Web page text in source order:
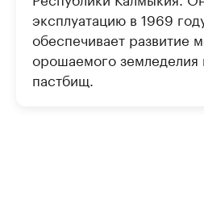
эксплуатацию в 1969
обеспечивает развитие
орошаемого земледелия
пастбищ.